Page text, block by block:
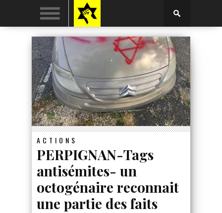
ACTIONS
PERPIGNAN-Tags
antisémites- un
octogénaire reconnait
une partie des faits